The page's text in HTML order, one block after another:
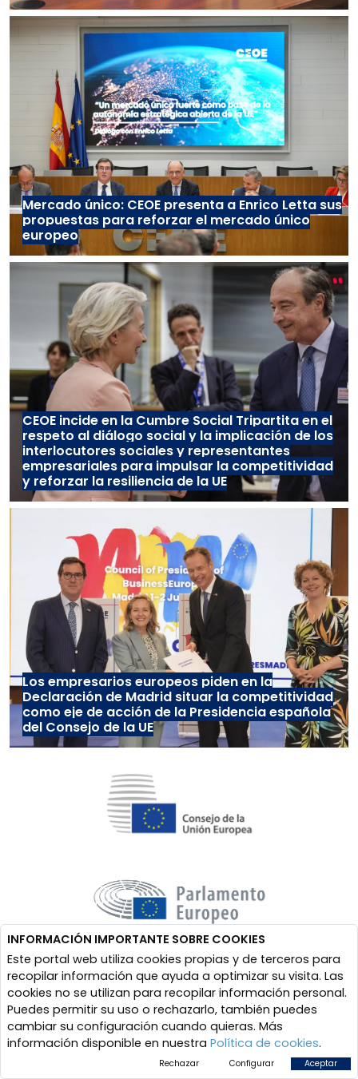
Mercado único: CEOE presenta a Enrico Letta sus
propuestas para reforzar el mercado único
europeo
CEOE incide en la Cumbre Social Tripartita en el
respeto al diálogo social y la implicación de los
interlocutores sociales y representantes
empresariales para impulsar la competitividad
y reforzar la resiliencia de la UE
Los empresarios europeos piden en la
Declaración de Madrid situar la competitividad
como eje de acción de la Presidencia española
del Consejo de la UE
INFORMACIÓN IMPORTANTE SOBRE COOKIES
Este portal web utiliza cookies propias y de terceros para
recopilar información que ayuda a optimizar su visita. Las
cookies no se utilizan para recopilar información personal.
Puedes permitir su uso o rechazarlo, también puedes
cambiar su configuración cuando quieras. Más
información disponible en nuestra Política de cookies.
Rechazar Configurar Aceptar